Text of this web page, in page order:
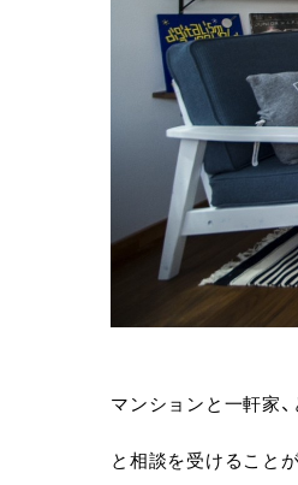
マンションと一軒家
と相談を受けること